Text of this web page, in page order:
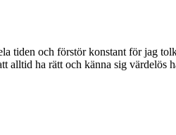
tiden och förstör konstant för jag
alltid ha rätt och känna sig värdelös